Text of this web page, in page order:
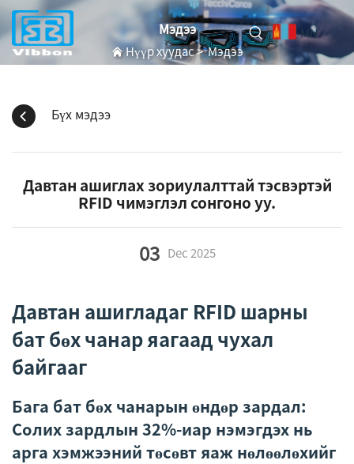
MN
Мэдээ
Нүүр хуудас>Мэдээ
Бүх мэдээ
Давтан ашиглах зориулалттай тэсвэртэй
RFID чимэглэл сонгоно уу.
03 Dec 2025
Давтан ашигладаг RFID шарны
бат бөх чанар яагаад чухал
байгааг
Бага бат бөх чанарын өндөр зардал:
Солих зардлын 32%-иар нэмэгдэх нь
арга хэмжээний төсөвт яаж нөлөөлөхийг